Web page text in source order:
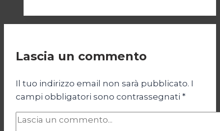
NATO
Lascia un commento
Il tuo indirizzo email non sarà pubblicato. I
campi obbligatori sono contrassegnati *